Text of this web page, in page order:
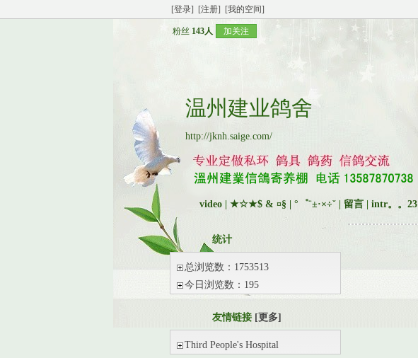
[登录] [注册] [我的空间]
粉丝 143人 加关注
温州建业鸽舍
http://jknh.saige.com/
video ★☆★$ & ¤§ | °゜¨±·×÷ˇ 留言 intr。。23
统计
总浏览数：1753513
今日浏览数：195
友情链接 [更多]
Third People's Hospital